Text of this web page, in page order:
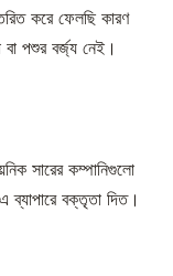
করে ফেলছি কারণ
পশুর বর্জ্য নেই।
সারের কম্পানিগুলো
ব্যাপারে বক্তৃতা দিত।